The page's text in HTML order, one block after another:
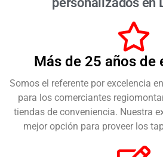
Más de 25 años de
Somos el referente por excelencia
para los comerciantes
tiendas de conveniencia. Nuestra
mejor opción para proveer los